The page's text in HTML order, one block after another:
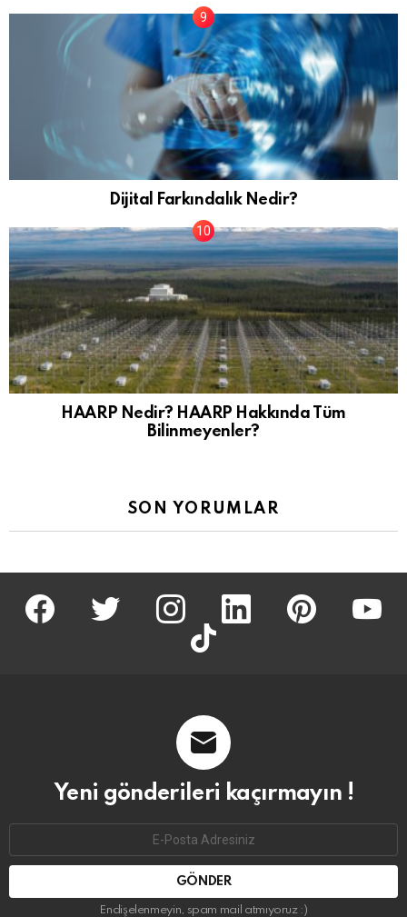
Dijital Farkındalık Nedir?
HAARP Nedir? HAARP Hakkında Tüm
Bilinmeyenler?
SON YORUMLAR
facebook twitter İnstagram linkedin pinterest
tiktok
Yeni gönderileri kaçırmayın !
Endişelenmeyin, spam mail atmıyoruz :)